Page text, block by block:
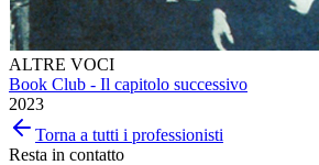
ALTRE VOCI
Book Club - Il capitolo successivo
2023
Torna a tutti i professionisti
Resta in contatto